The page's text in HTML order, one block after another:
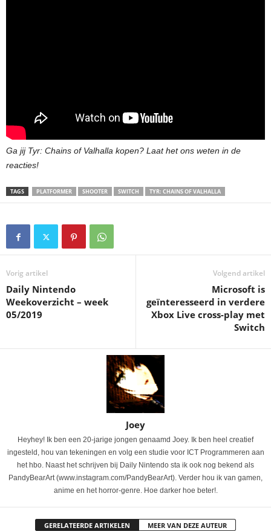
Ga jij Tyr: Chains of Valhalla kopen? Laat het ons weten in de
reacties!
TAGS PLATFORMER SHOOTER SWITCH TYR: CHAINS OF VALHALLA
Vorig artikel
Daily Nintendo
Weekoverzicht – week
05/2019
Volgend artikel
Microsoft is
geïnteresseerd in verdere
Xbox Live cross-play met
Switch
Joey
Heyhey! Ik ben een 20-jarige jongen genaamd Joey. Ik ben heel creatief
ingesteld, hou van tekeningen en volg een studie voor ICT Programmeren aan
het hbo. Naast het schrijven bij Daily Nintendo sta ik ook nog bekend als
PandyBearArt (www.instagram.com/PandyBearArt). Verder hou ik van gamen,
anime en het horror-genre. Hoe darker hoe beter!.
GERELATEERDE ARTIKELEN MEER VAN DEZE AUTEUR